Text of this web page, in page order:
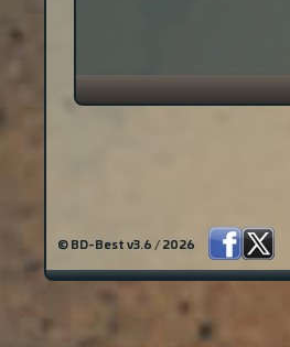
© BD-Best v3.6 / 2026